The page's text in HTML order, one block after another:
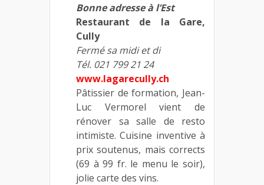
Bonne adresse à l’Est
Restaurant de la Gare,
Cully
Fermé sa midi et di
Tél. 021 799 21 24
www.lagarecully.ch
Pâtissier de formation, Jean-
Luc Vermorel vient de
rénover sa salle de resto
intimiste. Cuisine inventive à
prix soutenus, mais corrects
(69 à 99 fr. le menu le soir),
jolie carte des vins.